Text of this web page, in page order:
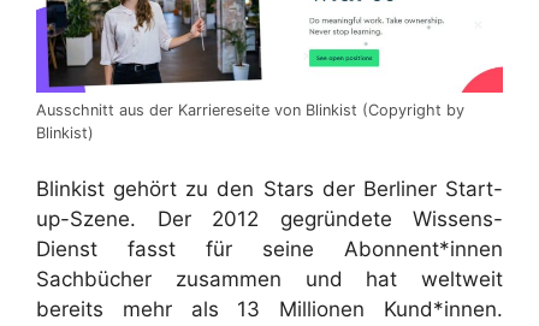
Ausschnitt aus der Karriereseite von Blinkist (Copyright by
Blinkist)
Blinkist gehört zu den Stars der Berliner Start-
up-Szene. Der 2012 gegründete Wissens-
Dienst fasst für seine Abonnent*innen
Sachbücher zusammen und hat weltweit
bereits mehr als 13 Millionen Kund*innen.